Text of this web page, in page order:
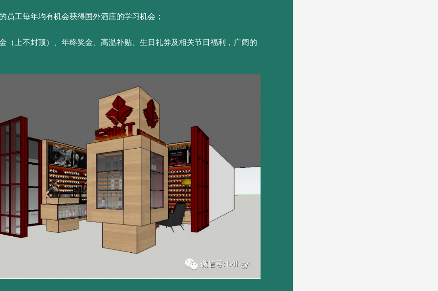
员工每年均有机会获得国外酒庄的学习机会；
（上不封顶）、年终奖金、高温补贴、生日礼券及相关节日福利，广阔的